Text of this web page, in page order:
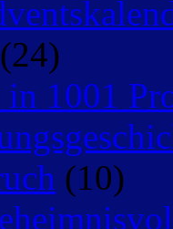
(24)
in 1001
(10)